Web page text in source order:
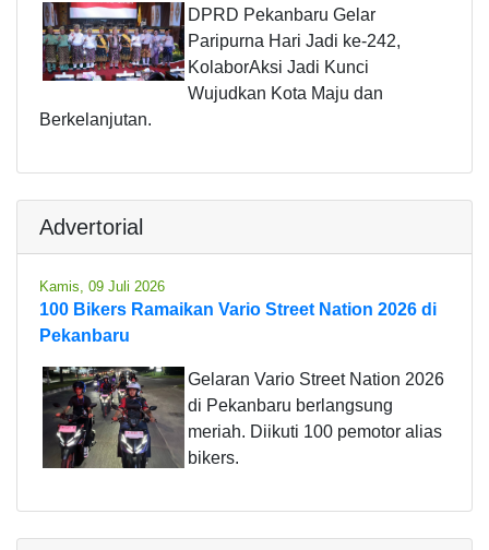
DPRD Pekanbaru Gelar
Paripurna Hari Jadi ke-242,
KolaborAksi Jadi Kunci
Wujudkan Kota Maju dan
Berkelanjutan.
Advertorial
Kamis, 09 Juli 2026
100 Bikers Ramaikan Vario Street Nation 2026 di
Pekanbaru
Gelaran Vario Street Nation 2026
di Pekanbaru berlangsung
meriah. Diikuti 100 pemotor alias
bikers.